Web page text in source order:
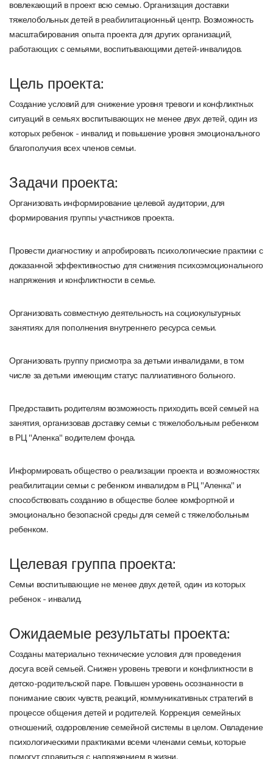
вовлекающий в проект всю семью. Организация доставки
тяжелобольных детей в реабилитационный центр. Возможность
масштабирования опыта проекта для других организаций,
работающих с семьями, воспитывающими детей-инвалидов.
Цель проекта:
Создание условий для снижение уровня тревоги и конфликтных
ситуаций в семьях воспитывающих не менее двух детей, один из
которых ребенок - инвалид и повышение уровня эмоционального
благополучия всех членов семьи.
Задачи проекта:
Организовать информирование целевой аудитории, для
формирования группы участников проекта.
Провести диагностику и апробировать психологические практики с
доказанной эффективностью для снижения психоэмоционального
напряжения и конфликтности в семье.
Организовать совместную деятельность на социокультурных
занятиях для пополнения внутреннего ресурса семьи.
Организовать группу присмотра за детьми инвалидами, в том
числе за детьми имеющим статус паллиативного больного.
Предоставить родителям возможность приходить всей семьей на
занятия, организовав доставку семьи с тяжелобольным ребенком
в РЦ "Аленка" водителем фонда.
Информировать общество о реализации проекта и возможностях
реабилитации семьи с ребенком инвалидом в РЦ "Аленка" и
способствовать созданию в обществе более комфортной и
эмоционально безопасной среды для семей с тяжелобольным
ребенком.
Целевая группа проекта:
Семьи воспитывающие не менее двух детей, один из которых
ребенок - инвалид.
Ожидаемые результаты проекта:
Созданы материально технические условия для проведения
досуга всей семьей. Снижен уровень тревоги и конфликтности в
детско-родительской паре. Повышен уровень осознанности в
понимание своих чувств, реакций, коммуникативных стратегий в
процессе общения детей и родителей. Коррекция семейных
отношений, оздоровление семейной системы в целом. Овладение
психологическими практиками всеми членами семьи, которые